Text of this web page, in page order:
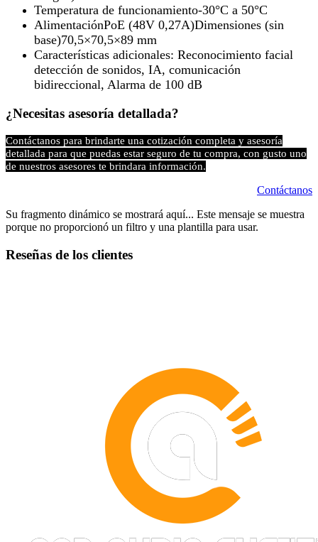
Temperatura de funcionamiento-30°C a 50°C
AlimentaciónPoE (48V 0,27A)Dimensiones (sin
base)70,5×70,5×89 mm
Características adicionales: Reconocimiento facial
detección de sonidos, IA, comunicación
bidireccional, Alarma de 100 dB
¿Necesitas asesoría detallada?
Contáctanos para brindarte una cotización completa y asesoría
detallada para que puedas estar seguro de tu compra, con gusto uno
de nuestros asesores te brindara información.
Contáctanos
Su fragmento dinámico se mostrará aquí... Este mensaje se muestra
porque no proporcionó un filtro y una plantilla para usar.
Reseñas de los clientes